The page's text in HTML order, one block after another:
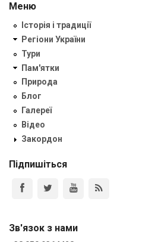
Меню
Історія і традиції
Регіони України
Тури
Пам'ятки
Природа
Блог
Галереї
Відео
Закордон
Підпишіться
Зв'язок з нами